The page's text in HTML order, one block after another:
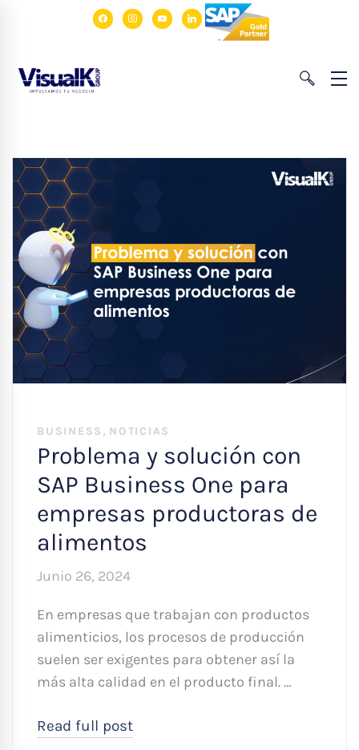
facebookinstagram
youtubelinkedin
BUSINESS , NOTICIAS
Problema y solución con
SAP Business One para
empresas productoras de
alimentos
Junio 26, 2024
En empresas que trabajan con productos
alimenticios, los procesos de producción
suelen ser exigentes para obtener así la
más alta calidad en el producto final. …
Read full post